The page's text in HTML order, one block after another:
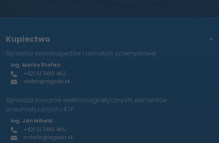
Kupiectwo
Sprzedaż serwonapędów i armatury przemysłowej
Ing. Marko Štofan
+421 51 7480 462
stofan@regada.sk
Sprzedaż zaworów elektromagnetycznych, elementów
pneumatycznych i RTP
Ing. Ján Mihelič
+421 51 7480 465
mihelic@regada.sk